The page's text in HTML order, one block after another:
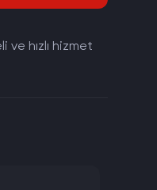
hızlı hizmet